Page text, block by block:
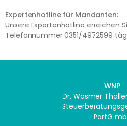
Expertenhotline für Mandanten:
Unsere Expertenhotline erreichen
Telefonnummer 0351/4972599
WNP
Dr. Wasmer
PartG